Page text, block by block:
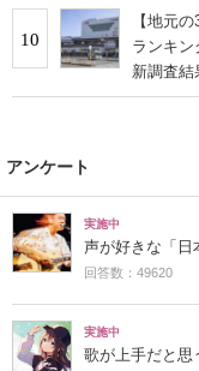
10
【地元
ランキ
新調査結
アンケート
実施中
声が好きな「日
回答数：49620
実施中
歌が上手だと思